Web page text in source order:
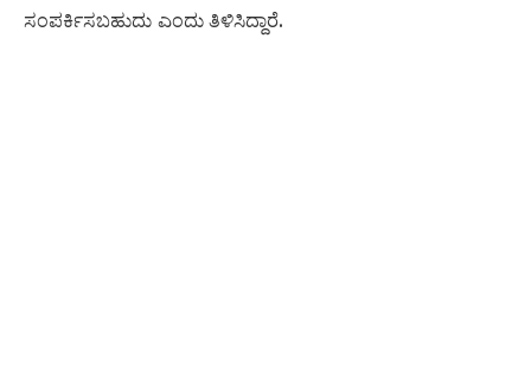
ಸಂಪರ್ಕಿಸಬಹುದು ಎಂದು ತಿಳಿಸಿದ್ದಾರೆ.